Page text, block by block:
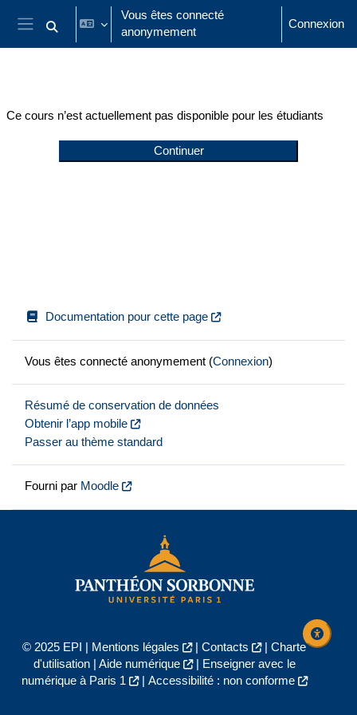
Passer au contenu principal
Panneau latéral
Activer/désactiver la saisie de recherche
Vous êtes connecté
anonymement
Connexion
Ce cours n’est actuellement pas disponible pour les étudiants
Continuer
Documentation pour cette page
Vous êtes connecté anonymement (Connexion)
Résumé de conservation de données
Obtenir l’app mobile
Passer au thème standard
Fourni par Moodle
© 2025 EPI | Mentions légales | Contacts | Charte
d'utilisation| Aide numérique |
Enseigner avec le
numérique à Paris 1
| Accessibilité : non conforme